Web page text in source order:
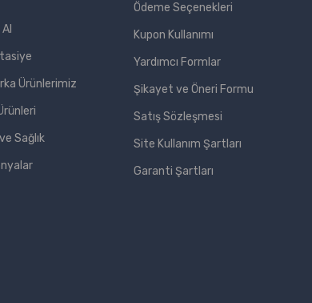
Ürünlerimiz
Sağlık
Ödeme Seçenekleri
Kupon Kullanımı
Yardımcı Formlar
Şikayet ve Öneri Formu
Satış Sözleşmesi
Site Kullanım Şartları
Garanti Şartları